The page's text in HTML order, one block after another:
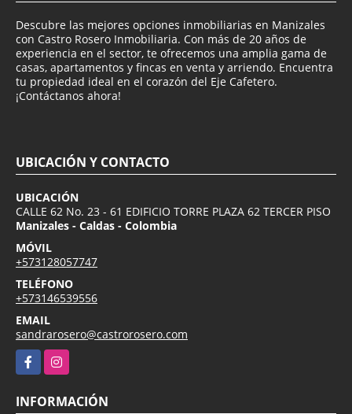
Descubre las mejores opciones inmobiliarias en Manizales
con Castro Rosero Inmobiliaria. Con más de 20 años de
experiencia en el sector, te ofrecemos una amplia gama de
casas, apartamentos y fincas en venta y arriendo. Encuentra
tu propiedad ideal en el corazón del Eje Cafetero.
¡Contáctanos ahora!
UBICACIÓN Y CONTACTO
UBICACIÓN
CALLE 62 No. 23 - 61 EDIFICIO TORRE PLAZA 62 TERCER PISO
Manizales - Caldas - Colombia
MÓVIL
+573128057747
TELÉFONO
+573146539556
EMAIL
sandrarosero@castrorosero.com
FacebookInstagram
INFORMACIÓN